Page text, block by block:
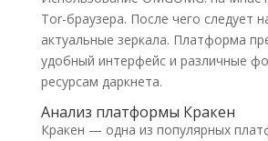
Tor-браузера. После чего следует
актуальные зеркала. Платформа
удобный интерфейс и различные
ресурсам даркнета.
Анализ платформы Кракен
Кракен — одна из популярных